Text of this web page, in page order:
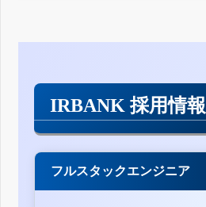
IRBANK 採用情報
フルスタックエンジニア